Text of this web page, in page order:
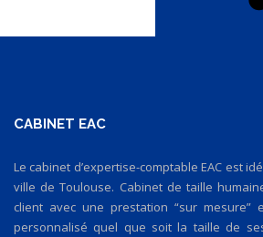
CABINET EAC
Le cabinet d’expertise-comptable EAC est
ville de Toulouse. Cabinet de taille
client avec une prestation “sur mesure”
personnalisé quel que soit la taille de